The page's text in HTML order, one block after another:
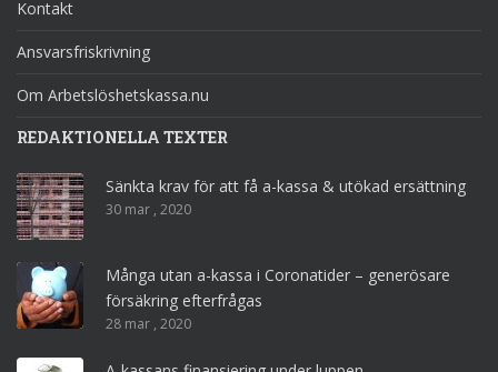
Kontakt
Ansvarsfriskrivning
Om Arbetslöshetskassa.nu
REDAKTIONELLA TEXTER
Sänkta krav för att få a-kassa & utökad ersättning
30 mar , 2020
Många utan a-kassa i Coronatider – generösare
försäkring efterfrågas
28 mar , 2020